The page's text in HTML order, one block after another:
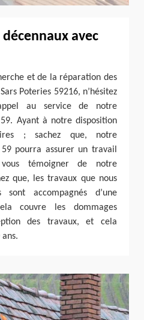
avec
et de la réparation des
Poteries 59216, n’hésitez
au service de notre
Ayant à notre disposition
; sachez que, notre
pourra assurer un travail
témoigner de notre
que, les travaux que nous
sont accompagnés d’une
couvre les dommages
des travaux, et cela